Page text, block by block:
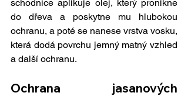
schodnice aplikuje olej, který pronikne
do dřeva a poskytne mu hlubokou
ochranu, a poté se nanese vrstva vosku,
která dodá povrchu jemný matný vzhled
a další ochranu.
Ochrana jasanových